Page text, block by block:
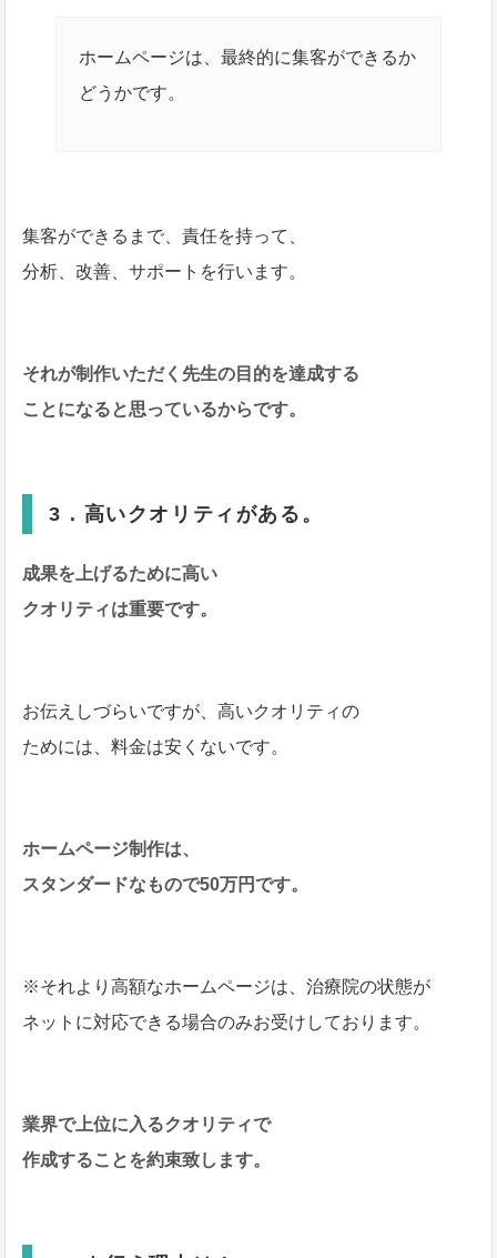
ホームページは、最終的に集客ができるか
どうかです。
集客ができるまで、責任を持って、
分析、改善、サポートを行います。
それが制作いただく先生の目的を達成する
ことになると思っているからです。
3．高いクオリティがある。
成果を上げるために高い
クオリティは重要です。
お伝えしづらいですが、高いクオリティの
ためには、料金は安くないです。
ホームページ制作は、
スタンダードなもので50万円です。
※それより高額なホームページは、治療院の状態が
ネットに対応できる場合のみお受けしております。
業界で上位に入るクオリティで
作成することを約束致します。